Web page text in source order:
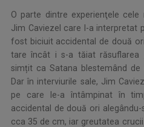
O parte dintre experienţele
Jim Caviezel care l-a interpretat
fost biciuit accidental de două
tare încât i s-a tăiat răsuflarea
simțit ca Satana blestemând de
Dar în interviurile sale, Jim
pe care le-a întâmpinat în
accidental de două ori
cca 35 de cm, iar greutatea